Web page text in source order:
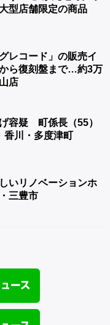
型店舗限定の商品
レコード」の販売イ
ら復刻盤まで…約3万
店
容疑 町係長（55）
川・多度津町
いリノベーションホ
三豊市